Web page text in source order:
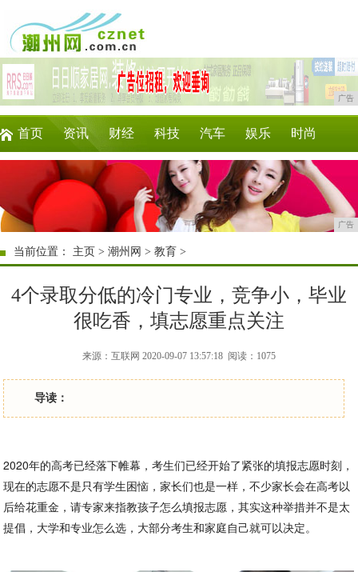
广告
首页 资讯 财经 科技 汽车 娱乐 时尚
教育 企业 游戏 商讯 微商
广告
当前位置： 主页 >潮州网 >教育 >
4个录取分低的冷门专业，竞争小，毕业
很吃香，填志愿重点关注
来源：互联网 2020-09-07 13:57:18 阅读：1075
导读：
2020年的高考已经落下帷幕，考生们已经开始了紧张的填报志愿时刻，
现在的志愿不是只有学生困恼，家长们也是一样，不少家长会在高考以
后给花重金，请专家来指教孩子怎么填报志愿，其实这种举措并不是太
提倡，大学和专业怎么选，大部分考生和家庭自己就可以决定。